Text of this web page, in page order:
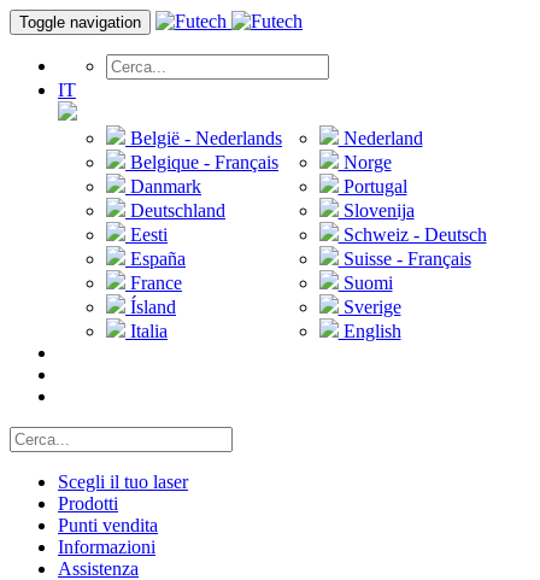
Toggle navigation
IT
België - Nederlands
Belgique - Français
Danmark
Deutschland
Eesti
España
France
Ísland
Italia
Nederland
Norge
Portugal
Slovenija
Schweiz - Deutsch
Suisse - Français
Suomi
Sverige
English
Scegli il tuo laser
Prodotti
Punti vendita
Informazioni
Assistenza